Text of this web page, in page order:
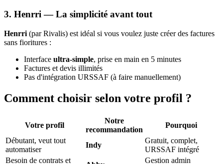
3. Henrri — La simplicité avant tout
Henrri (par Rivalis) est idéal si vous voulez juste créer des factures
sans fioritures :
Interface ultra-simple, prise en main en 5 minutes
Factures et devis illimités
Pas d'intégration URSSAF (à faire manuellement)
Comment choisir selon votre profil ?
Votre profil
Notre
recommandation
Pourquoi
Débutant, veut tout
automatiser
Indy
Gratuit, complet,
URSSAF intégré
Besoin de contrats et
Gestion admin